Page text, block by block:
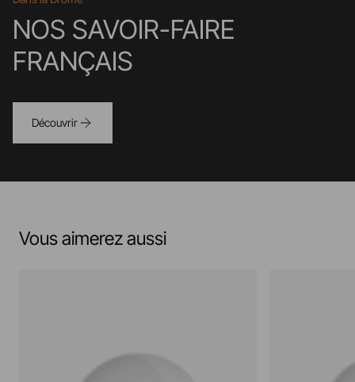
NOS SAVOIR-FAIRE
FRANÇAIS
Découvrir
Vous aimerez aussi